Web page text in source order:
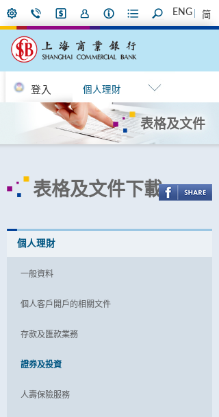
ENG 简
登入 個人理財
表格及文件
表格及文件下載
個人理財
一般資料
個人客戶開戶的相關文件
存款及匯款業務
證券及投資
人壽保險服務